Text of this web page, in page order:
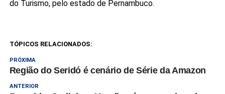
do Turismo, pelo estado de Pernambuco.
TÓPICOS RELACIONADOS:
PRÓXIMA
Região do Seridó é cenário de Série da Amazon
ANTERIOR